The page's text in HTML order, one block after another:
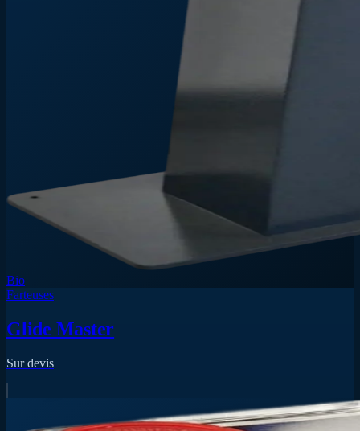
Bio
Farteuses
Glide Master
Sur devis